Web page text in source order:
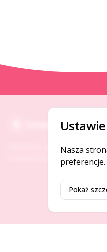
Gotpage
Platforma ogłoszeń i firm,
rozwija biznes w Twojej okolicy.
Nasza
preferencje.
Pokaż